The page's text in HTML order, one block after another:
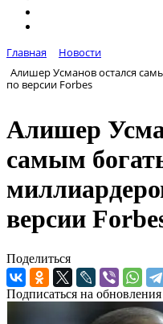
Главная
Новости
Алишер Усманов остался
по версии Forbes
Алишер
самым
версии
Поделиться
Подписаться на обновления